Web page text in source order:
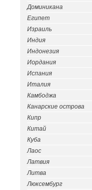
Доминикана
Египет
Израиль
Индия
Индонезия
Иордания
Испания
Италия
Камбоджа
Канарские острова
Кипр
Китай
Куба
Лаос
Латвия
Литва
Люксембург